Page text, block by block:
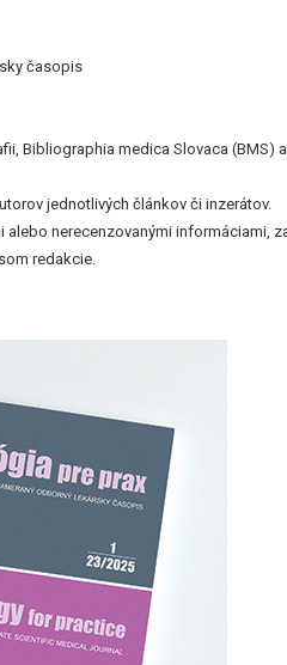
časopis
Bibliographia medica Slovaca (BMS)
jednotlivých článkov či inzerátov.
alebo nerecenzovanými informáciami,
redakcie.